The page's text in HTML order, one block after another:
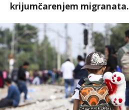
krijumčarenjem migranata.